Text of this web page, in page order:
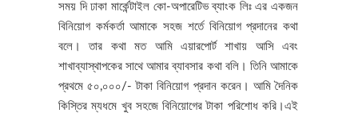
সময় দি ঢাকা মার্কেন্টাইল কো-অপারেটিভ ব্যাংক লিঃ এর একজন
বিনিয়োগ কর্মকর্তা আমাকে সহজ শর্তে বিনিয়োগ প্রদানের কথা
বলে। তার কথা মত আমি এয়ারপোর্ট শাখায় আসি এবং
শাখাব্যাস্থাপকের সাথে আমার ব্যাবসার কথা বলি। তিনি আমাকে
প্রথমে ৫০,০০০/- টাকা বিনিয়োগ প্রদান করেন। আমি দৈনিক
কিস্তির ম্যধমে খুব সহজে বিনিয়োগের টাকা পরিশোধ করি।এই